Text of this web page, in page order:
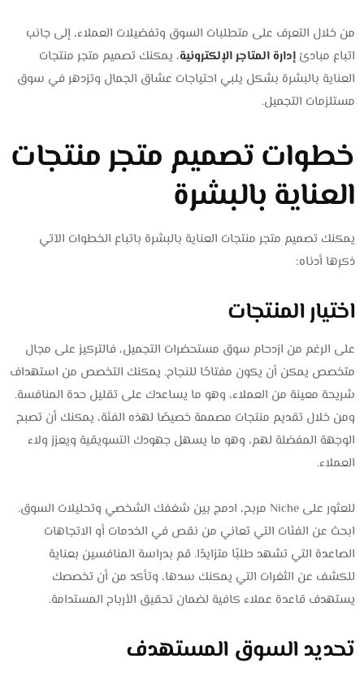
من خلال التعرف على متطلبات السوق وتفضيلات العملاء، إلى جانب
اتباع مبادئإدارة المتاجر الإلكترونية، يمكنك تصميم متجر منتجات
العناية بالبشرة بشكل يلبي احتياجات عشاق الجمال وتزدهر في سوق
مستلزمات التجميل.
خطوات تصميم متجر منتجات
العناية بالبشرة
يمكنك تصميم متجر منتجات العناية بالبشرة باتباع الخطوات الآتي
ذكرها أدناه:
اختيار المنتجات
على الرغم من ازدحام سوق مستحضرات التجميل، فالتركيز على مجال
متخصص يمكن أن يكون مفتاحًا للنجاح. يمكنك التخصص من استهداف
شريحة معينة من العملاء، وهو ما يساعدك على تقليل حدة المنافسة.
ومن خلال تقديم منتجات مصممة خصيصًا لهذه الفئة، يمكنك أن تصبح
الوجهة المفضلة لهم، وهو ما يسهل جهودك التسويقية ويعزز ولاء
العملاء.
للعثور على Niche مربح، ادمج بين شغفك الشخصي وتحليلات السوق.
ابحث عن الفئات التي تعاني من نقص في الخدمات أو الاتجاهات
الصاعدة التي تشهد طلبًا متزايدًا. قم بدراسة المنافسين بعناية
للكشف عن الثغرات التي يمكنك سدها، وتأكد من أن تخصصك
يستهدف قاعدة عملاء كافية لضمان تحقيق الأرباح المستدامة.
تحديد السوق المستهدف